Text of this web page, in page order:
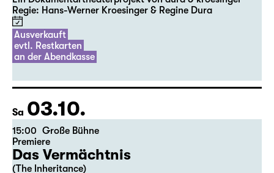
20:00 Diskothek
Premiere
Kitt
Ein Dokumentartheaterprojekt von dura & kroesinger
Regie: Hans-Werner Kroesinger & ­Regine Dura
Ausverkauft
an der Abendkasse
Sa 03.10.